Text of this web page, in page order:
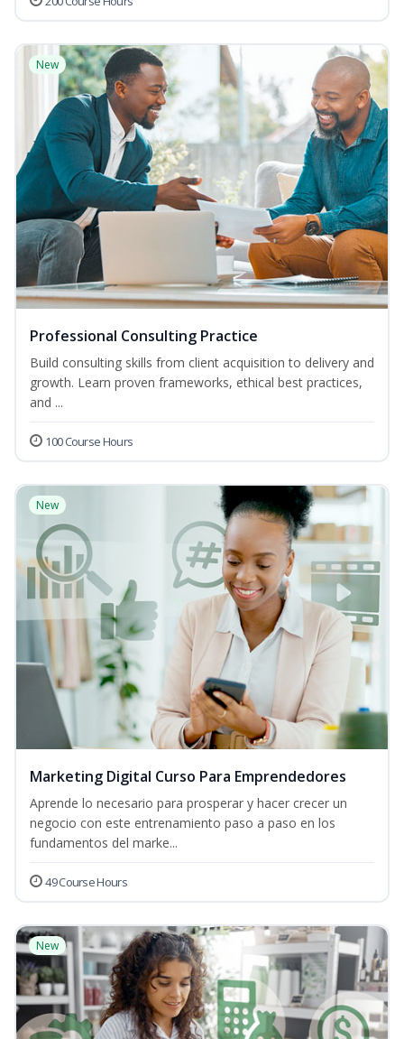
New
Professional Consulting Practice
Build consulting skills from client acquisition to delivery and
growth. Learn proven frameworks, ethical best practices,
and ...
100 Course Hours
New
Marketing Digital Curso Para Emprendedores
Aprende lo necesario para prosperar y hacer crecer un
negocio con este entrenamiento paso a paso en los
fundamentos del marke...
49 Course Hours
New